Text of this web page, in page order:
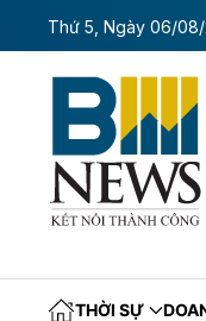
Thứ 5, Ngày 06/
tin kinh tế của
THỜI SỰ